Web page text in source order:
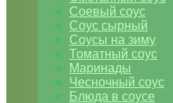
Соевый соус
Соус сырный
Соусы на зиму
Томатный соус
Маринады
Чесночный соус
Блюда в соусе